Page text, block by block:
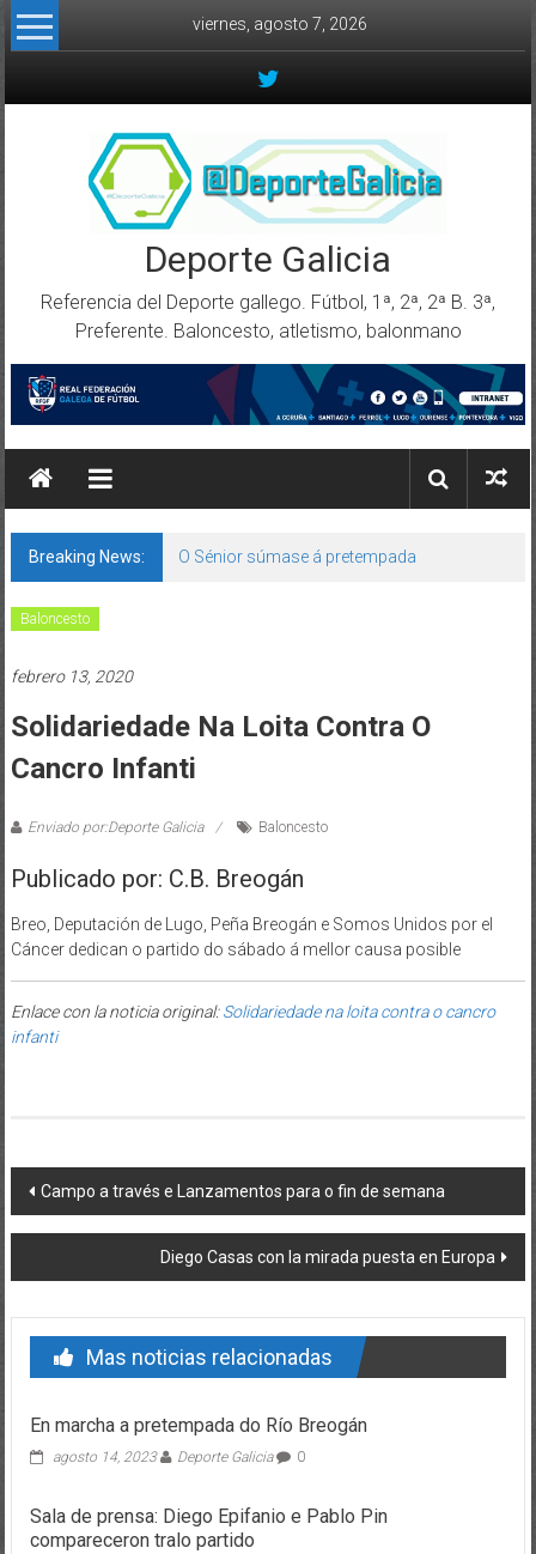
Skip to content
viernes, agosto 7, 2026
Deporte Galicia
Referencia del Deporte gallego. Fútbol, 1ª, 2ª, 2ª B. 3ª,
Preferente. Baloncesto, atletismo, balonmano
Breaking News: O Sénior súmase á pretempada
Baloncesto
febrero 13, 2020
Solidariedade Na Loita Contra O
Cancro Infanti
Enviado por:Deporte Galicia Baloncesto
Publicado por: C.B. Breogán
Breo, Deputación de Lugo, Peña Breogán e Somos Unidos por el
Cáncer dedican o partido do sábado á mellor causa posible
Enlace con la noticia original:Solidariedade na loita contra o cancro
infanti
Post navigation
Campo a través e Lanzamentos para o fin de semana
Diego Casas con la mirada puesta en Europa
Mas noticias relacionadas
En marcha a pretempada do Río Breogán
agosto 14, 2023 Deporte Galicia 0
Sala de prensa: Diego Epifanio e Pablo Pin
compareceron tralo partido